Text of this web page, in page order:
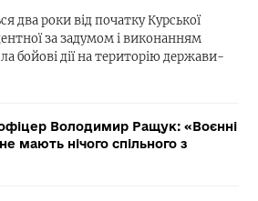
два роки від початку Курської
за задумом і виконанням
бойові дії на територію держави-
Володимир Ращук: «Воєнні
мають нічого спільного з